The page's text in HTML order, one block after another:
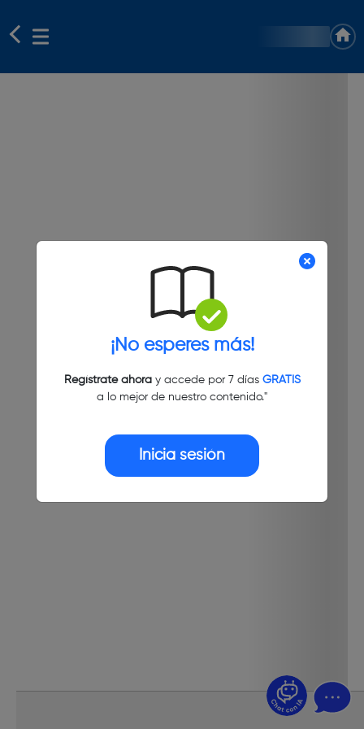
¡No esperes más!
Regístrate ahoray accede por 7 días GRATIS
a lo mejor de nuestro contenido."
Inicia sesión